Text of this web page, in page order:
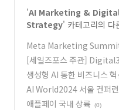
'AI Marketing &
Strategy' 카테고리의 다
Meta Marketing Summit
[세일즈포스 주관]
가
(4)
생성형 AI 통한 비즈니스 혁신 트렌
S AI Day : Innovation ]
AI World2024 서울 컨퍼
애플페이 국내 상륙 (0)